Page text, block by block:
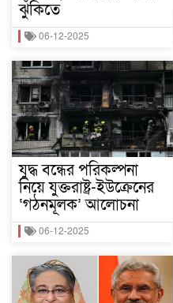
ঝুঁকিতে
06-12-2025
যুদ্ধ বন্ধের পরিকল্পনা
নিয়ে যুক্তরাষ্ট্র-ইউক্রেনের
‘গঠনমূলক’ আলোচনা
06-12-2025